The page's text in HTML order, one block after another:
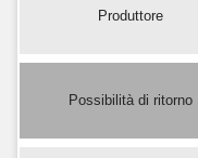
Produttore
Possibilità di ritorno